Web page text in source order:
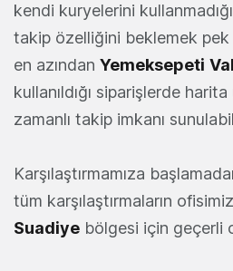
kendi kuryelerini
takip özelliğini beklemek pek
en azından Yemeksepeti
kullanıldığı siparişlerde
zamanlı takip imkanı
Karşılaştırmamıza
tüm karşılaştırmaların
Suadiye bölgesi için geçerli